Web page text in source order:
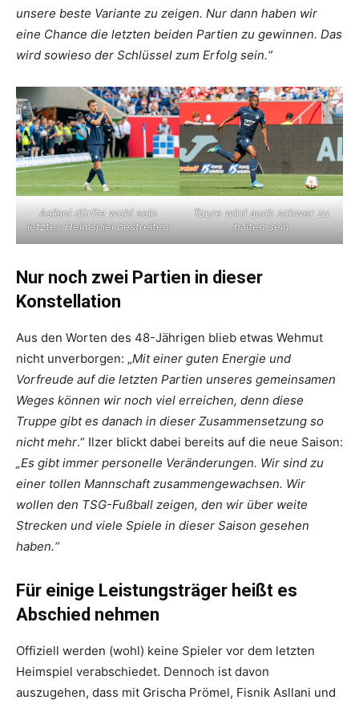
unsere beste Variante zu zeigen. Nur dann haben wir
eine Chance die letzten beiden Partien zu gewinnen. Das
wird sowieso der Schlüssel zum Erfolg sein.“
Asllani dürfte wohl sein
letztes Heimspiel bestreiten
Toure wird auch schwer zu
halten sein
Nur noch zwei Partien in dieser
Konstellation
Aus den Worten des 48-Jährigen blieb etwas Wehmut
nicht unverborgen: „Mit einer guten Energie und
Vorfreude auf die letzten Partien unseres gemeinsamen
Weges können wir noch viel erreichen, denn diese
Truppe gibt es danach in dieser Zusammensetzung so
nicht mehr.“ Ilzer blickt dabei bereits auf die neue Saison:
„Es gibt immer personelle Veränderungen. Wir sind zu
einer tollen Mannschaft zusammengewachsen. Wir
wollen den TSG-Fußball zeigen, den wir über weite
Strecken und viele Spiele in dieser Saison gesehen
haben.“
Für einige Leistungsträger heißt es
Abschied nehmen
Offiziell werden (wohl) keine Spieler vor dem letzten
Heimspiel verabschiedet. Dennoch ist davon
auszugehen, dass mit Grischa Prömel, Fisnik Asllani und